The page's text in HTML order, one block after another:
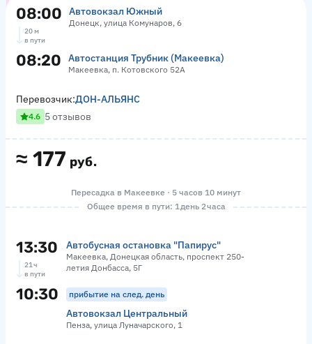
08:00 Автовокзал Южный
Донецк, улица Комунаров, 6
20 м
в пути
08:20 Автостанция Трубник (Макеевка)
Макеевка, п. Котовского 52А
≈ 177 руб.
Перевозчик:ДОН-АЛЬЯНС
4.6 5 отзывов
Пересадка в Макеевке · 5 часов 10 минут
Общее время в пути: 1 день 2 часа
13:30 Автобусная остановка "Папирус"
Макеевка, Донецкая область, проспект 250-
летия Донбасса, 5Г
21 ч
в пути
10:30 прибытие на след. день
Автовокзал Центральный
Пенза, улица Луначарского, 1